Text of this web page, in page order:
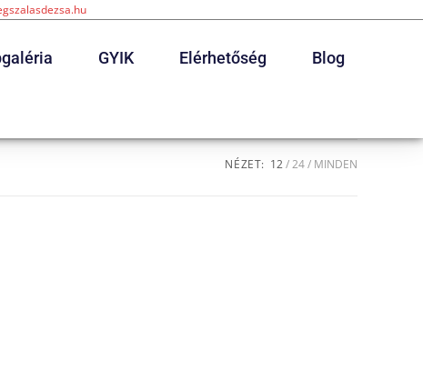
GYIK Elérhetőség Blog
NÉZET: 12 24 MINDEN